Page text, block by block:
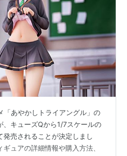
「あやかしトライアングル」の
、キューズQから1/7スケールの
発売されることが決定しまし
ュアの詳細情報や購入方法、